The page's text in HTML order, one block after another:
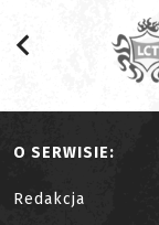
O SERWISIE:
Redakcja